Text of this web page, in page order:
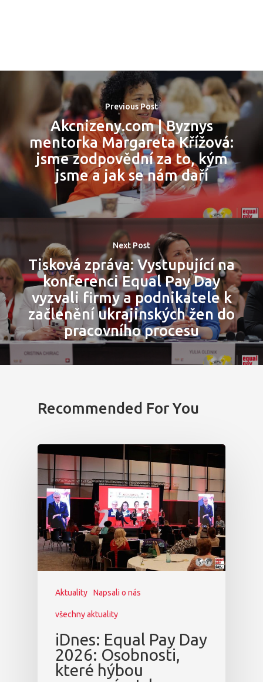
Previous Post
Akcnizeny.com | Byznys
mentorka Margareta Křížová:
jsme zodpovědní za to, kým
jsme a jak se nám daří
Next Post
Tisková zpráva: Vystupující na
konferenci Equal Pay Day
vyzvali firmy a podnikatele k
začlenění ukrajinských žen do
pracovního procesu
Recommended For You
Aktuality Napsali o nás
všechny aktuality
iDnes: Equal Pay Day
2026: Osobnosti,
které hýbou
Aktuality
Partneři
Vstupenky